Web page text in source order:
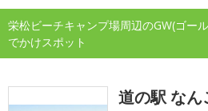
栄松ビーチキャンプ場周辺のGW(ゴー
でかけスポット
道の駅 なん